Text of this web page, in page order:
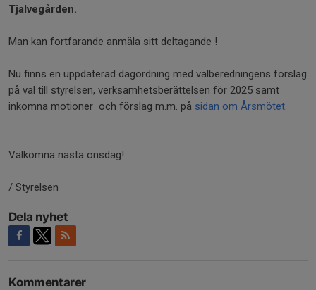
Tjalvegården.
Man kan fortfarande anmäla sitt deltagande !
Nu finns en uppdaterad dagordning med valberedningens förslag
på val till styrelsen, verksamhetsberättelsen för 2025 samt
inkomna motioner och förslag m.m. på sidan om Årsmötet.
Välkomna nästa onsdag!
/ Styrelsen
Dela nyhet
Kommentarer